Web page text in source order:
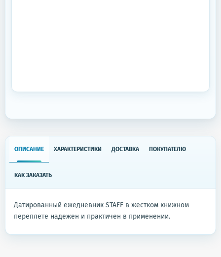
ОПИСАНИЕ ХАРАКТЕРИСТИКИ ДОСТАВКА ПОКУПАТЕЛЮ
КАК ЗАКАЗАТЬ
Датированный ежедневник STAFF в жестком книжном
переплете надежен и практичен в применении.